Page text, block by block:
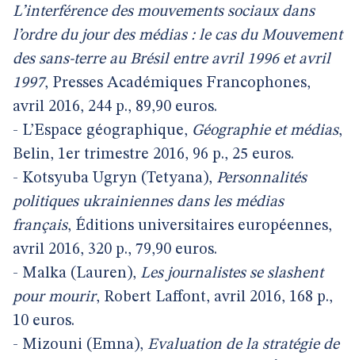
L’interférence des mouvements sociaux dans
l’ordre du jour des médias : le cas du Mouvement
des sans-terre au Brésil entre avril 1996 et avril
1997, Presses Académiques Francophones,
avril 2016, 244 p., 89,90 euros.
- L’Espace géographique, Géographie et médias,
Belin, 1er trimestre 2016, 96 p., 25 euros.
- Kotsyuba Ugryn (Tetyana), Personnalités
politiques ukrainiennes dans les médias
français, Éditions universitaires européennes,
avril 2016, 320 p., 79,90 euros.
- Malka (Lauren), Les journalistes se slashent
pour mourir, Robert Laffont, avril 2016, 168 p.,
10 euros.
- Mizouni (Emna), Evaluation de la stratégie de